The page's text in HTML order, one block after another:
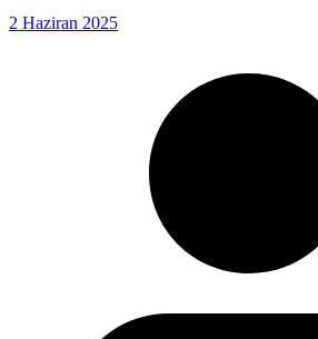
2 Haziran 2025